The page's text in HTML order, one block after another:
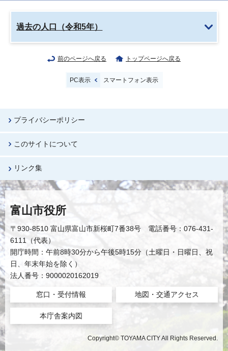
過去の人口（令和5年）
前のページへ戻る トップページへ戻る
PC表示 スマートフォン表示
プライバシーポリシー
このサイトについて
リンク集
富山市役所
〒930-8510 富山県富山市新桜町7番38号 電話番号：076-431-
6111（代表）
開庁時間：午前8時30分から午後5時15分（土曜日・日曜日、祝
日、年末年始を除く）
法人番号：9000020162019
窓口・受付情報 地図・交通アクセス
本庁舎案内図
Copyright© TOYAMA CITY All Rights Reserved.